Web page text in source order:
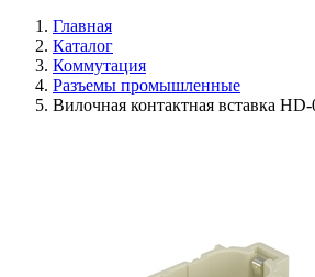
Главная
Каталог
Коммутация
Разъемы промышленные
Вилочная контактная вставка